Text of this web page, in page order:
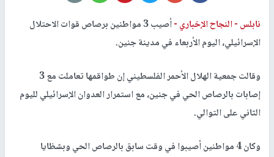
نابلس -النجاح الإخباري -
أصيب 3 مواطنين برصاص قوات الاحتلال
الإسرائيلي، اليوم الأربعاء في مدينة جنين.
وقالت جمعية الهلال الأحمر الفلسطيني إن طواقمها تعاملت مع 3
إصابات بالرصاص الحي في جنين، مع استمرار العدوان الإسرائيلي لليوم
الثاني على التوالي.
وكان 4 مواطنين أصيبوا في وقت سابق بالرصاص الحي وبشظايا